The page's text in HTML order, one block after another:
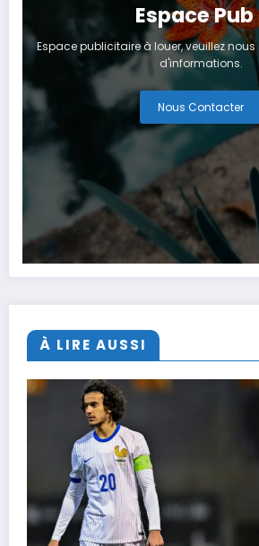
Espace
Espace publicitaire à louer, veuillez
d'informations.
Nous Contacter
À LIRE AUSSI
Sports